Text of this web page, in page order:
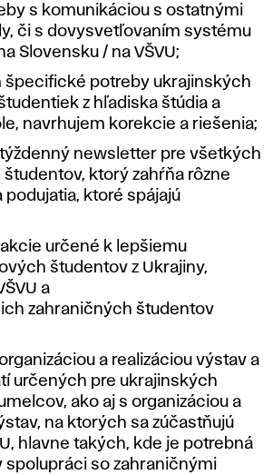
s komunikáciou s ostatnými
či s dovysvetľovaním systému
Slovensku / na VŠVU;
špecifické potreby ukrajinských
z hľadiska štúdia a
navrhujem korekcie a riešenia;
newsletter pre všetkých
ktorý zahŕňa rôzne
ktoré spájajú
určené k lepšiemu
študentov z Ukrajiny,
a
zahraničných študentov
a realizáciou výstav a
určených pre ukrajinských
ako aj s organizáciou a
na ktorých sa zúčastňujú
hlavne takých, kde je potrebná
spolupráci so zahraničnými